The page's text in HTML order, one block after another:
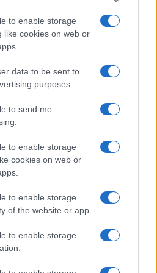
to enable storage
like cookies on web or
data to be sent to
purposes.
to send me
to enable storage
cookies on web or
to enable storage
of the website or app.
to enable storage
parte dell’VIII Armata
nella Finlandia
militare di
nell’estremo Nord, dove i
la difesa con poche
i sovietici non raggiunsero
dei russi
l’invasore. L’Urss venne
delle Nazioni (l’Onu di
occidentali partirono aiuti
dall’Italia furono
anti-aeree, benché, a